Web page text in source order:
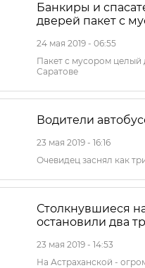
Банкиры и
дверей пакет с
24 мая 2019 - 06:55
Пакет с мусором целый
Саратове
Водители
23 мая 2019 - 16:16
Очевидец заснял как
Столкнувшиеся
остановили два
23 мая 2019 - 14:53
На Астраханской -